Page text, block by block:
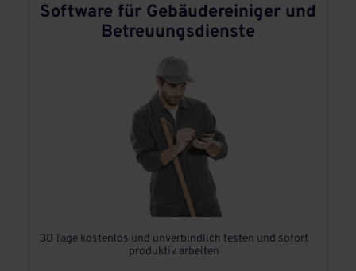
Software für Gebäudereiniger und
Betreuungsdienste
30 Tage kostenlos und unverbindlich testen und sofort
produktiv arbeiten